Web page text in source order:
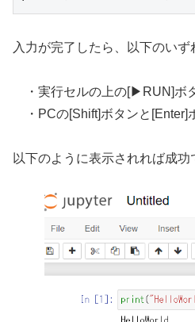
入力が完了したら、以下のいず
・実行セルの上の[▶RUN]ボ
・PCの[Shift]ボタンと[Enter]
以下のように表示されれば成功